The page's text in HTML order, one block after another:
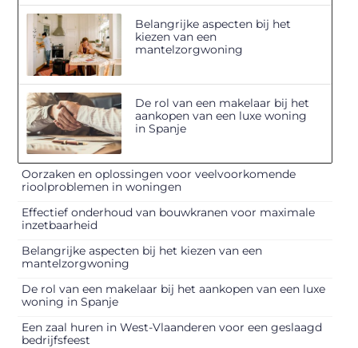
Belangrijke aspecten bij het
kiezen van een
mantelzorgwoning
De rol van een makelaar bij het
aankopen van een luxe woning
in Spanje
Oorzaken en oplossingen voor veelvoorkomende
rioolproblemen in woningen
Effectief onderhoud van bouwkranen voor maximale
inzetbaarheid
Belangrijke aspecten bij het kiezen van een
mantelzorgwoning
De rol van een makelaar bij het aankopen van een luxe
woning in Spanje
Een zaal huren in West-Vlaanderen voor een geslaagd
bedrijfsfeest